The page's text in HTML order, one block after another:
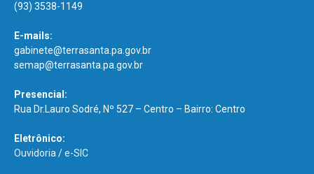
(93) 3538-1149
E-mails:
gabinete@terrasanta.pa.gov.br
semap@terrasanta.pa.gov.br
Presencial:
Rua Dr.Lauro Sodré, Nº 527 – Centro – Bairro: Centro
Eletrônico:
Ouvidoria /e-SIC